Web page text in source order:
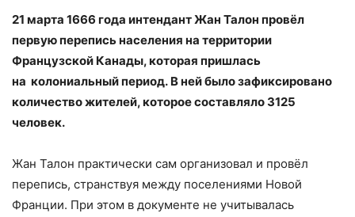
21 марта 1666 года интендант Жан Талон провёл
первую перепись населения на территории
Французской Канады, которая пришлась
на колониальный период. В ней было зафиксировано
количество жителей, которое составляло 3125
человек.
Жан Талон практически сам организовал и провёл
перепись, странствуя между поселениями Новой
Франции. При этом в документе не учитывалась